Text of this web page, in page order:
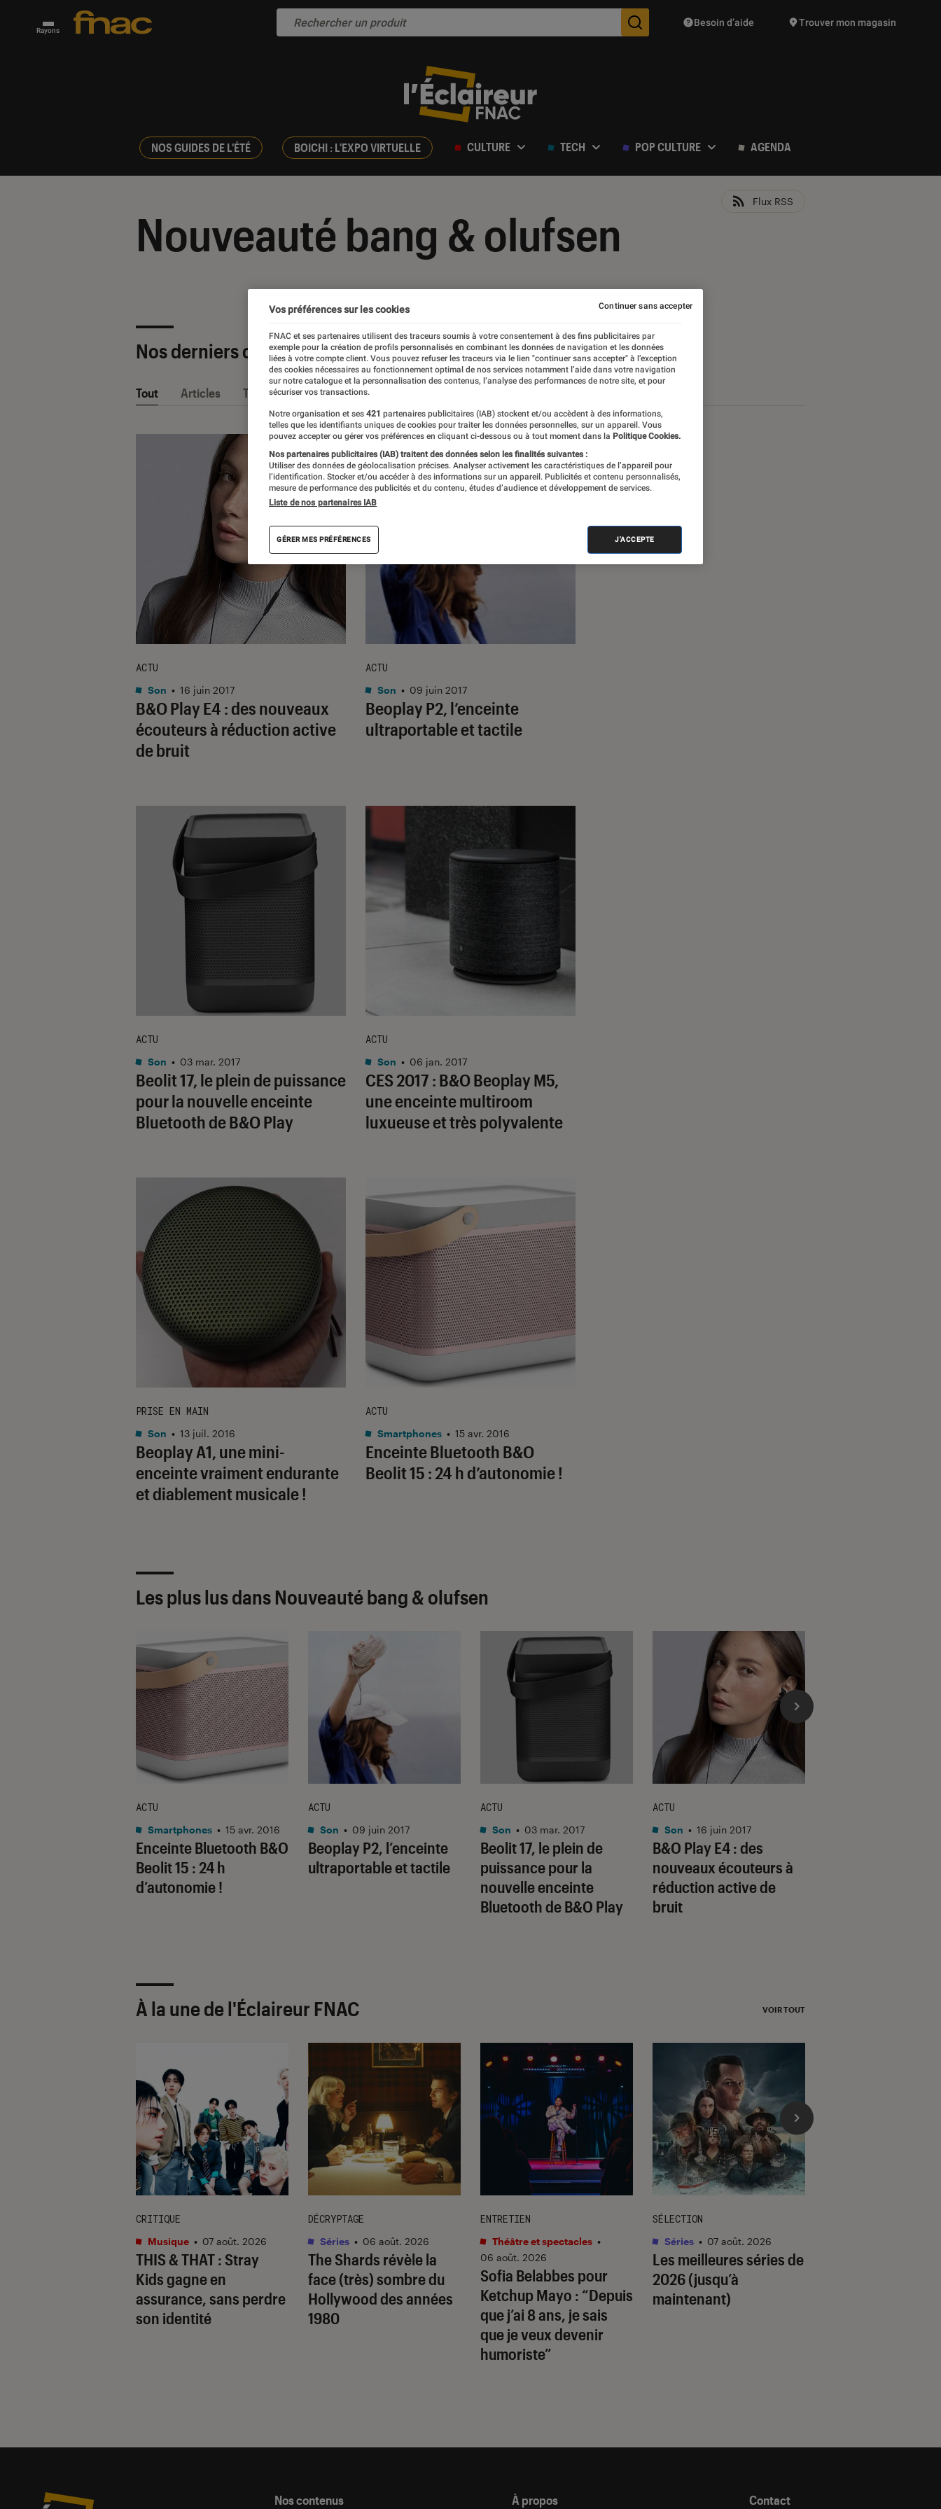
Rayons Des suggestions de produits vont vous être proposées
Besoin d’aide Trouver mon magasin
NOS GUIDES DE L'ÉTÉ BOICHI : L'EXPO VIRTUELLE CULTURE TECH POP CULTURE AGENDA
Nouveauté bang & olufsen
Flux RSS
Nos derniers contenus
Tout Articles Tests
B&O Play E4 : des nouveaux
écouteurs à réduction active
de bruit
ACTU
Son • 16 juin 2017
Beoplay P2, l’enceinte
ultraportable et tactile
ACTU
Son • 09 juin 2017
Beolit 17, le plein de puissance
pour la nouvelle enceinte
Bluetooth de B&O Play
ACTU
Son • 03 mar. 2017
CES 2017 : B&O Beoplay M5,
une enceinte multiroom
luxueuse et très polyvalente
ACTU
Son • 06 jan. 2017
Beoplay A1, une mini-
enceinte vraiment endurante
et diablement musicale !
PRISE EN MAIN
Son • 13 juil. 2016
Enceinte Bluetooth B&O
Beolit 15 : 24 h d’autonomie !
ACTU
Smartphones • 15 avr. 2016
Les plus lus dans Nouveauté bang & olufsen
Enceinte Bluetooth B&O
Beolit 15 : 24 h
d’autonomie !
ACTU
Smartphones • 15 avr. 2016
Beoplay P2, l’enceinte
ultraportable et tactile
ACTU
Son • 09 juin 2017
Beolit 17, le plein de
puissance pour la
nouvelle enceinte
Bluetooth de B&O Play
ACTU
Son • 03 mar. 2017
B&O Play E4 : des
nouveaux écouteurs à
réduction active de
bruit
ACTU
Son • 16 juin 2017
À la une de l'Éclaireur FNAC VOIR TOUT
THIS & THAT: Stray
Kids gagne en
assurance, sans perdre
son identité
CRITIQUE
Musique • 07 août. 2026
The Shards révèle la
face (très) sombre du
Hollywood des années
1980
DÉCRYPTAGE
Séries • 06 août. 2026
Sofia Belabbes pour
Ketchup Mayo : “Depuis
que j’ai 8 ans, je sais
que je veux devenir
humoriste”
ENTRETIEN
Théâtre et spectacles •
06 août. 2026
Les meilleures séries de
2026 (jusqu’à
maintenant)
SÉLECTION
Séries • 07 août. 2026
l'Éclaireur fnac">
Nos contenus À propos Contact
Vos préférences sur les cookies
FNAC et ses partenaires utilisent des traceurs soumis à votre consentement à des fins publicitaires par
exemple pour la création de profils personnalisés en combinant les données de navigation et les données
liées à votre compte client. Vous pouvez refuser les traceurs via le lien "continuer sans accepter" à l’exception
des cookies nécessaires au fonctionnement optimal de nos services notamment l’aide dans votre navigation
sur notre catalogue et la personnalisation des contenus, l’analyse des performances de notre site, et pour
sécuriser vos transactions.
Notre organisation et ses 421 partenaires publicitaires (IAB) stockent et/ou accèdent à des informations,
telles que les identifiants uniques de cookies pour traiter les données personnelles, sur un appareil. Vous
pouvez accepter ou gérer vos préférences en cliquant ci-dessous ou à tout moment dans la Politique Cookies.
Nos partenaires publicitaires (IAB) traitent des données selon les finalités suivantes :
Utiliser des données de géolocalisation précises. Analyser activement les caractéristiques de l’appareil pour
l’identification. Stocker et/ou accéder à des informations sur un appareil. Publicités et contenu personnalisés,
mesure de performance des publicités et du contenu, études d’audience et développement de services.
Liste de nos partenaires IAB
GÉRER MES PRÉFÉRENCES J'ACCEPTE
Continuer sans accepter